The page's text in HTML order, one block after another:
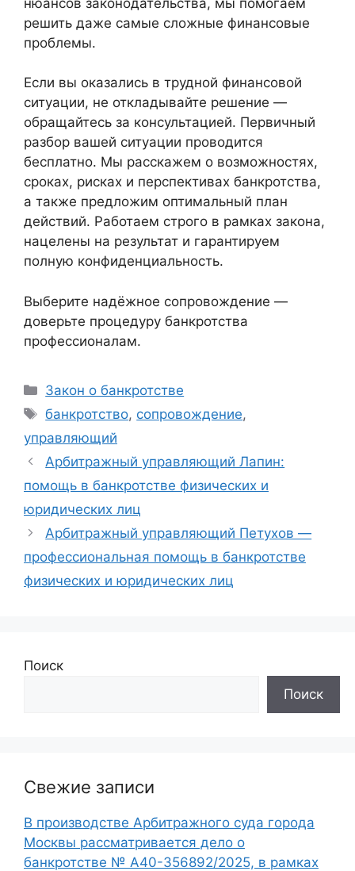
решить даже самые сложные финансовые
проблемы.
Если вы оказались в трудной финансовой
ситуации, не откладывайте решение —
обращайтесь за консультацией. Первичный
разбор вашей ситуации проводится
бесплатно. Мы расскажем о возможностях,
сроках, рисках и перспективах банкротства,
а также предложим оптимальный план
действий. Работаем строго в рамках закона,
нацелены на результат и гарантируем
полную конфиденциальность.
Выберите надёжное сопровождение —
доверьте процедуру банкротства
профессионалам.
Рубрики
Закон о банкротстве
Метки
банкротство, сопровождение,
управляющий
Арбитражный управляющий Лапин:
помощь в банкротстве физических и
юридических лиц
Арбитражный управляющий Петухов —
профессиональная помощь в банкротстве
физических и юридических лиц
Поиск
Поиск
Свежие записи
В производстве Арбитражного суда города
Москвы рассматривается дело о
банкротстве № А40-356892/2025, в рамках